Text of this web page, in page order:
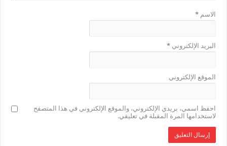
الاسم*
البريد الإلكتروني*
الموقع الإلكتروني
احفظ اسمي، بريدي الإلكتروني، والموقع الإلكتروني في هذا المتصفح
لاستخدامها المرة المقبلة في تعليقي.